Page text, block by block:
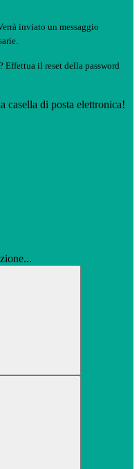
inviato un messaggio
Effettua il reset della password
casella di posta elettronica!